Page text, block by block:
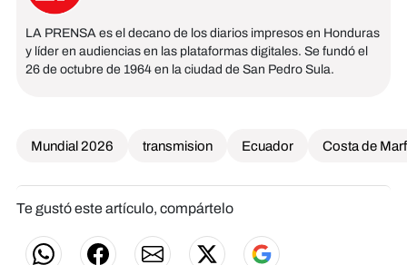
LA PRENSA es el decano de los diarios impresos en Honduras
y líder en audiencias en las plataformas digitales. Se fundó el
26 de octubre de 1964 en la ciudad de San Pedro Sula.
Mundial 2026 transmision Ecuador Costa de
Te gustó este artículo, compártelo